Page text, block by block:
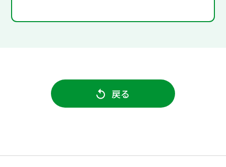
戻る